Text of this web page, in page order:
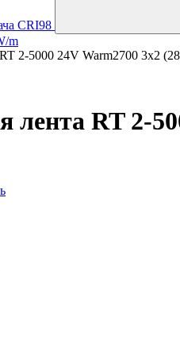
CRI98
m
2-5000 24V Warm2700 3x2
лента RT 2-